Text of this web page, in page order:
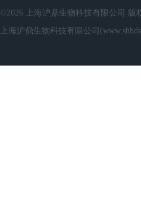
©2026 上海沪鼎生物科技有限公司 版
上海沪鼎生物科技有限公司